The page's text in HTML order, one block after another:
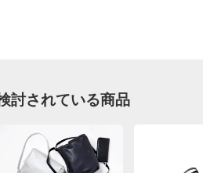
いて（ファッション雑貨）
購入したサイズで「ちょうどよかった」
ーポン利用でお得感もありまし
討されている商品